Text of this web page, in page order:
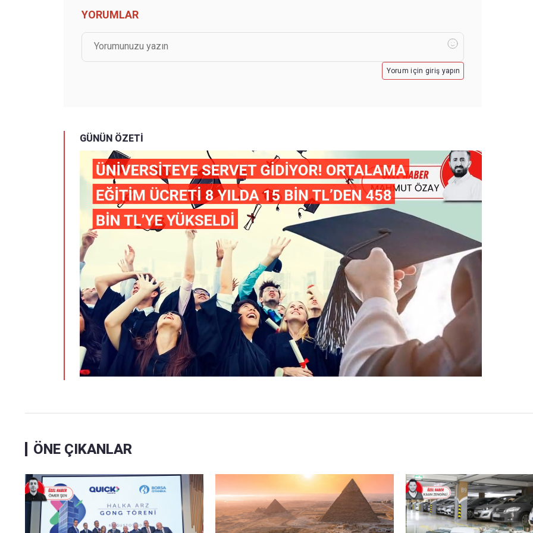
YORUMLAR
Yorum için giriş yapın
GÜNÜN ÖZETİ
ÖNE ÇIKANLAR